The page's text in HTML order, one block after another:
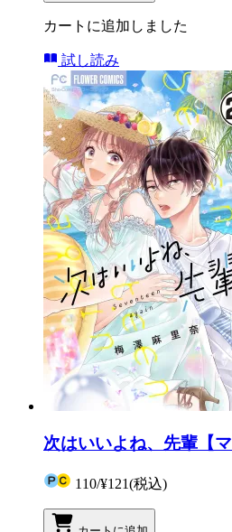
カートに追加しました
試し読み
次はいいよね、先輩【
110/¥121(税込)